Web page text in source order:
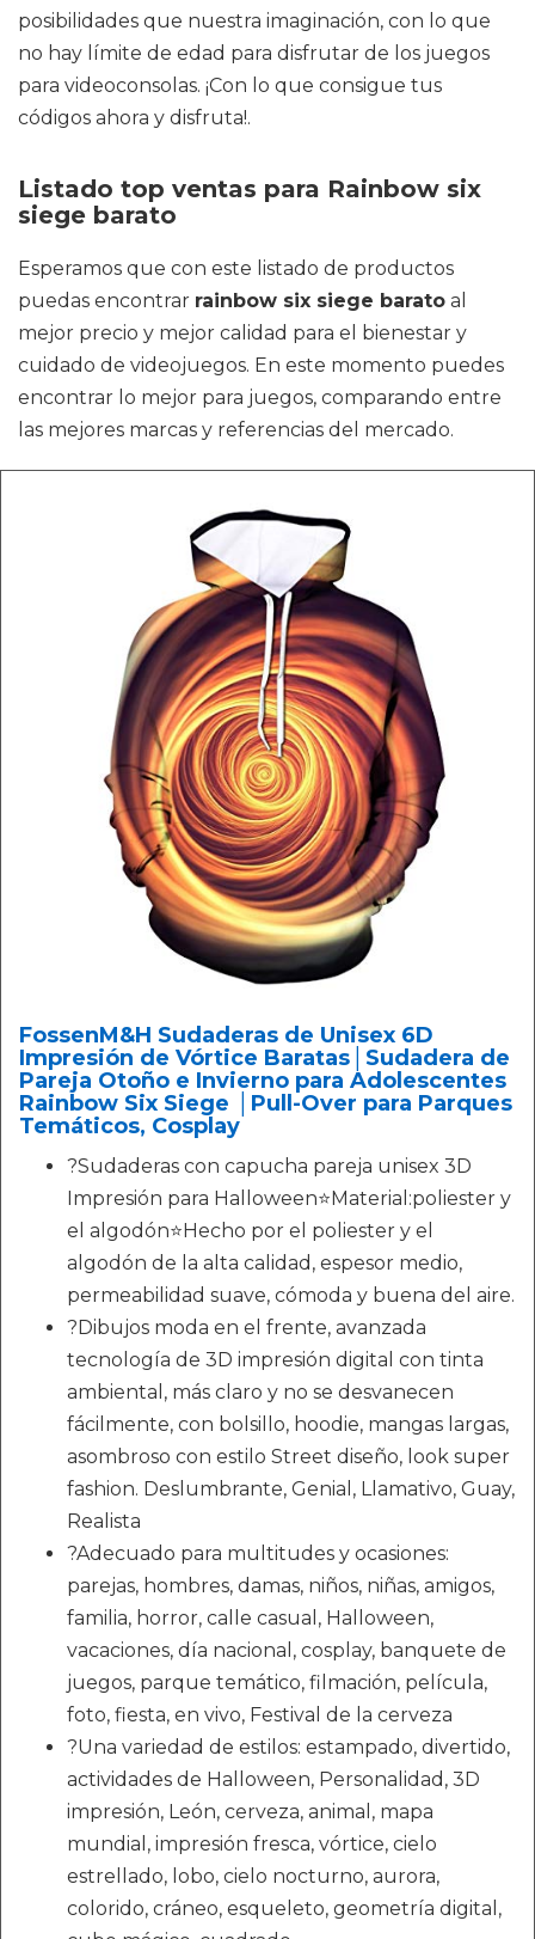
posibilidades que nuestra imaginación, con lo que
no hay límite de edad para disfrutar de los juegos
para videoconsolas. ¡Con lo que consigue tus
códigos ahora y disfruta!.
Listado top ventas para Rainbow six
siege barato
Esperamos que con este listado de productos
puedas encontrar rainbow six siege barato al
mejor precio y mejor calidad para el bienestar y
cuidado de videojuegos. En este momento puedes
encontrar lo mejor para juegos, comparando entre
las mejores marcas y referencias del mercado.
FossenM&H Sudaderas de Unisex 6D
Impresión de Vórtice Baratas│‍Sudadera de
Pareja Otoño e Invierno para Adolescentes
Rainbow Six Siege │Pull-Over para Parques
Temáticos, Cosplay
?Sudaderas con capucha pareja unisex 3D
Impresión para Halloween⭐Material:poliester y
el algodón⭐Hecho por el poliester y el
algodón de la alta calidad, espesor medio,
permeabilidad suave, cómoda y buena del aire.
?Dibujos moda en el frente, avanzada
tecnología de 3D impresión digital con tinta
ambiental, más claro y no se desvanecen
fácilmente, con bolsillo, hoodie, mangas largas,
asombroso con estilo Street diseño, look super
fashion. Deslumbrante, Genial, Llamativo, Guay,
Realista
?Adecuado para multitudes y ocasiones:
parejas, hombres, damas, niños, niñas, amigos,
familia, horror, calle casual, Halloween,
vacaciones, día nacional, cosplay, banquete de
juegos, parque temático, filmación, película,
foto, fiesta, en vivo, Festival de la cerveza
?Una variedad de estilos: estampado, divertido,
actividades de Halloween, Personalidad, 3D
impresión, León, cerveza, animal, mapa
mundial, impresión fresca, vórtice, cielo
estrellado, lobo, cielo nocturno, aurora,
colorido, cráneo, esqueleto, geometría digital,